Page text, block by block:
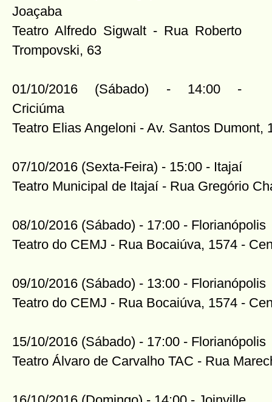
Joaçaba
Teatro Alfredo Sigwalt - Rua Roberto
Trompovski, 63
01/10/2016 (Sábado) - 14:00 -
Criciúma
Teatro Elias Angeloni - Av. Santos Dumont,
07/10/2016 (Sexta-Feira) - 15:00 - Itajaí
Teatro Municipal de Itajaí - Rua Gregório
08/10/2016 (Sábado) - 17:00 - Florianópolis
Teatro do CEMJ - Rua Bocaiúva, 1574 -
09/10/2016 (Sábado) - 13:00 - Florianópolis
Teatro do CEMJ - Rua Bocaiúva, 1574 -
15/10/2016 (Sábado) - 17:00 - Florianópolis
Teatro Álvaro de Carvalho TAC - Rua